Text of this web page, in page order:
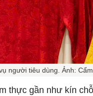
người tiêu dùng. Ảnh:
thực gần như kín